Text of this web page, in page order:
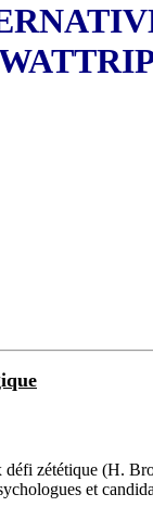
zététique (H.
et